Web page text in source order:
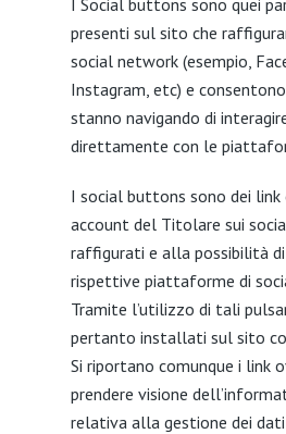
presenti sul sito che
social network (esempio,
Instagram, etc) e
stanno navigando di
direttamente con le
I social buttons sono dei link
account del Titolare sui
raffigurati e alla possibilità
rispettive piattaforme di
Tramite l’utilizzo di tali
pertanto installati sul sito
Si riportano comunque i link
prendere visione
relativa alla gestione dei